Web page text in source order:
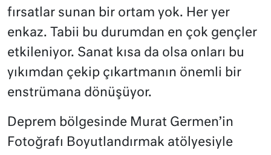
fırsatlar sunan bir ortam yok. Her yer
enkaz. Tabii bu durumdan en çok gençler
etkileniyor. Sanat kısa da olsa onları bu
yıkımdan çekip çıkartmanın önemli bir
enstrümana dönüşüyor.
Deprem bölgesinde Murat Germen’in
Fotoğrafı Boyutlandırmak atölyesiyle